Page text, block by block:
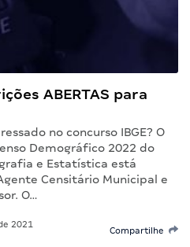
ABERTAS para
no concurso IBGE? O
Demográfico 2022 do
e Estatística está
Censitário Municipal e
O…
2021
Compartilhe